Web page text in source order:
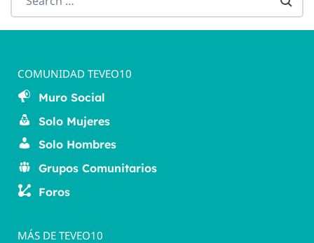
COMUNIDAD TEVEO10
Muro Social
Solo Mujeres
Solo Hombres
Grupos Comunitarios
Foros
MÁS DE TEVEO10